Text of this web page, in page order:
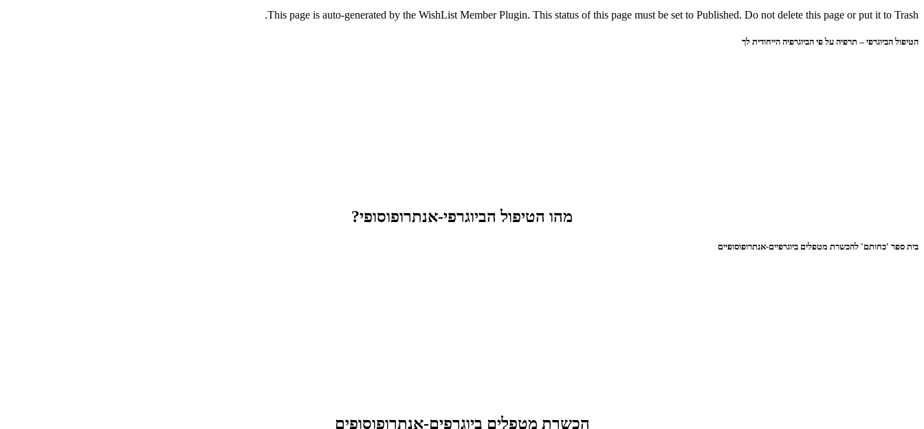
This page is auto-generated by the WishList Member Plugin. This status of this page must be set to Published. Do not delete this page or put it to Trash.
הטיפול הביוגרפי – תרפיה על פי הביוגרפיה הייחודית לך
מהו הטיפול הביוגרפי-אנתרופוסופי?
בית ספר 'כחותם' להכשרת מטפלים ביוגרפיים-אנתרופוסופיים
הכשרת מטפלים ביוגרפים-אנתרופוסופים